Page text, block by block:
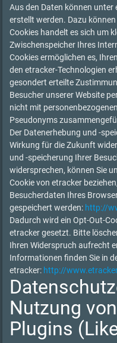
Aus den Daten können
erstellt werden. Dazu
Cookies handelt es sich um
Zwischenspeicher Ihres
Cookies ermöglichen es,
den etracker-Technologien
gesondert erteilte
Besucher unserer Website
nicht mit
Pseudonyms
Der Datenerhebung und -
Wirkung für die Zukunft
und -speicherung Ihrer
widersprechen, können Sie
Cookie von etracker
Besucherdaten Ihres
gespeichert werden: http://
Dadurch wird ein Opt-Out-
etracker gesetzt. Bitte
Ihren Widerspruch aufrecht
Informationen finden Sie in
etracker: http://
Nutzung
Plugins